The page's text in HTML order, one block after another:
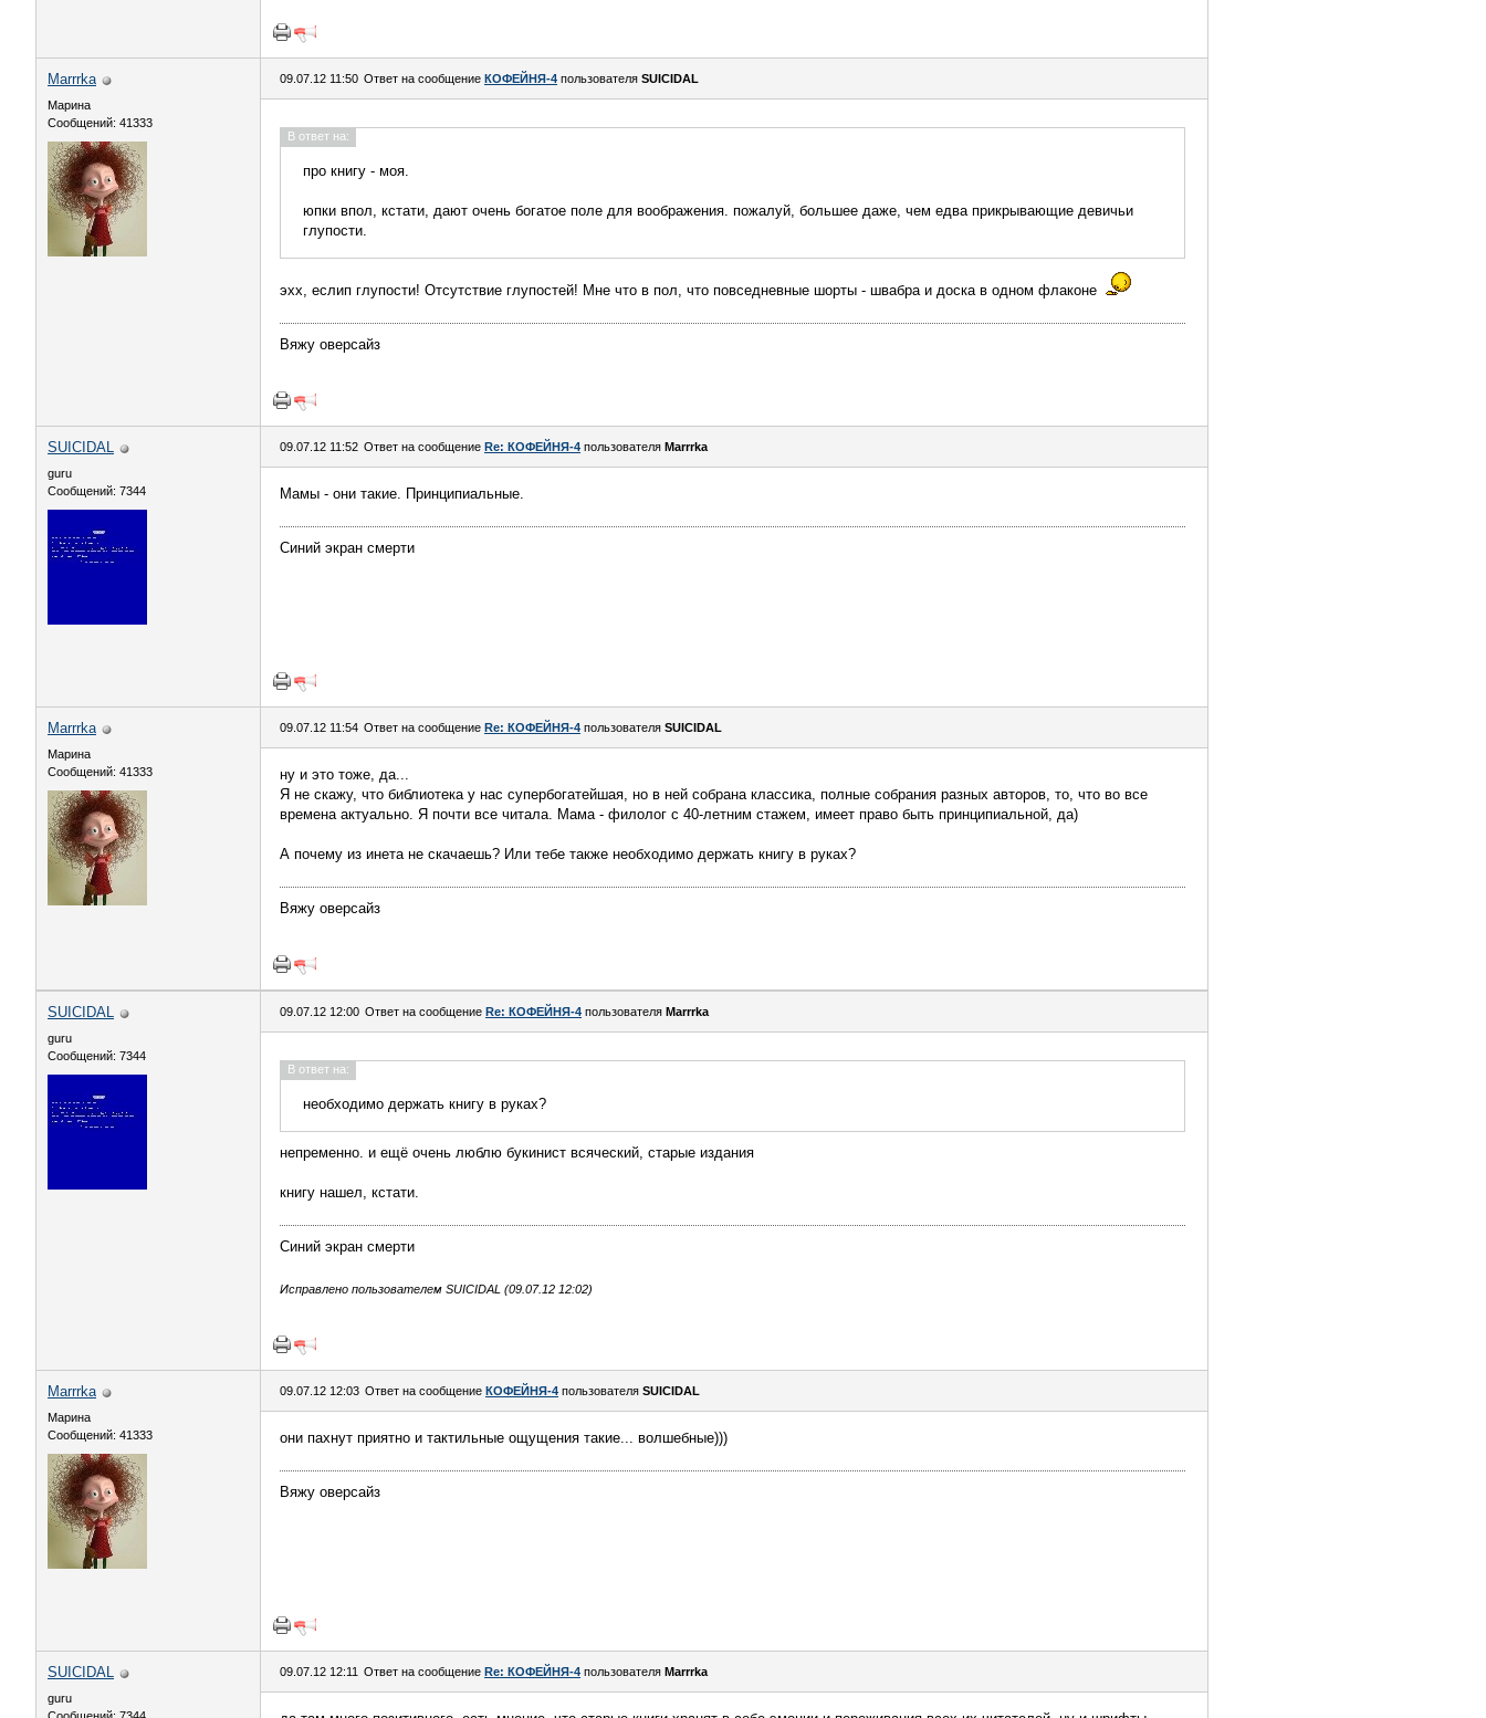
Marrrka
Марина
Сообщений: 41333
09.07.12 11:50 Ответ на сообщение КОФЕЙНЯ-4 пользователя SUICIDAL
В ответ на:
про книгу - моя.
юпки впол, кстати, дают очень богатое поле для воображения. пожалуй, большее даже, чем едва прикрывающие девичьи
глупости.
эхх, еслип глупости! Отсутствие глупостей! Мне что в пол, что повседневные шорты - швабра и доска в одном флаконе
Вяжу оверсайз
SUICIDAL
guru
Сообщений: 7344
09.07.12 11:52 Ответ на сообщение Re: КОФЕЙНЯ-4 пользователя Marrrka
Мамы - они такие. Принципиальные.
Синий экран смерти
Marrrka
Марина
Сообщений: 41333
09.07.12 11:54 Ответ на сообщение Re: КОФЕЙНЯ-4 пользователя SUICIDAL
ну и это тоже, да...
Я не скажу, что библиотека у нас супербогатейшая, но в ней собрана классика, полные собрания разных авторов, то, что во все
времена актуально. Я почти все читала. Мама - филолог с 40-летним стажем, имеет право быть принципиальной, да)
А почему из инета не скачаешь? Или тебе также необходимо держать книгу в руках?
Вяжу оверсайз
SUICIDAL
guru
Сообщений: 7344
09.07.12 12:00 Ответ на сообщение Re: КОФЕЙНЯ-4 пользователя Marrrka
В ответ на:
необходимо держать книгу в руках?
непременно. и ещё очень люблю букинист всяческий, старые издания
книгу нашел, кстати.
Синий экран смерти
Исправлено пользователем SUICIDAL (09.07.12 12:02)
Marrrka
Марина
Сообщений: 41333
09.07.12 12:03 Ответ на сообщение КОФЕЙНЯ-4 пользователя SUICIDAL
они пахнут приятно и тактильные ощущения такие... волшебные)))
Вяжу оверсайз
SUICIDAL
guru
09.07.12 12:11 Ответ на сообщение Re: КОФЕЙНЯ-4 пользователя Marrrka